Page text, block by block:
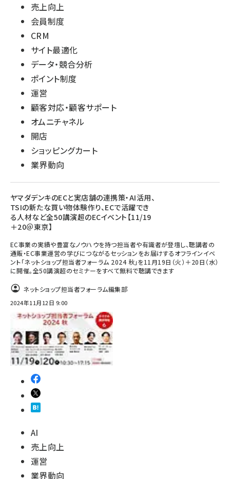
売上向上
会員制度
CRM
サイト最適化
データ・競合分析
ポイント制度
運営
顧客対応・顧客サポート
オムニチャネル
開店
ショッピングカート
業界動向
ヤマダデンキのECと実店舗の連携策・AI活用、
TSIの新たな買い物体験作り、ECで活躍でき
る人材など全50講演超のECイベント【11/19
＋20＠東京】
EC事業の実績や豊富なノウハウを持つ担当者や有識者が登壇し、聴講者の
通販・EC事業運営の学びにつながるセッションをお届けするオフラインイベ
ント「ネットショップ担当者フォーラム 2024 秋」を11月19日（火）＋20日（水）
に開催。全50講演超のセミナーをすべて無料で聴講できます
ネットショップ担当者フォーラム編集部
2024年11月12日 9:00
AI
売上向上
運営
業界動向